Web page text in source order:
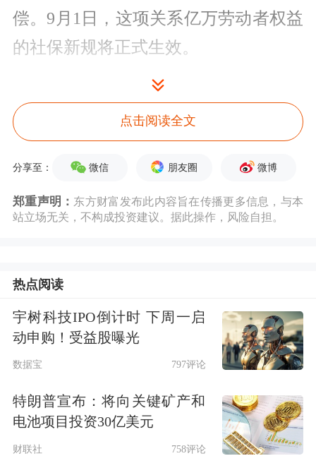
偿。9月1日，这项关系亿万劳动者权益
的社保新规将正式生效。
针对这一政策，多方看法不一。有劳动
者认为，缴社保后到手的收入会下降；
有小微企业老板认为，缴纳社保将增加
用工成本。还有人认为，从长远来看，
这一政策有助于维护市场公平，保护劳
业内专家则认为，此次司法解释释放出
本权利的重要制度，任何形式的规避都
是违法无效的。从法律、制度到舆论都
在形成更严格的“合规共识”。但如何在
保障劳动者基本权利与企业生存之间找
到平衡点，是底线之上值得探讨的问
点击阅读全文
分享至： 微信 朋友圈 微博
郑重声明： 东方财富发布此内容旨在传播更多信息，与本
站立场无关，不构成投资建议。据此操作，风险自担。
热点阅读
宇树科技IPO倒计时 下周一启
动申购！受益股曝光
数据宝 797评论
特朗普宣布：将向关键矿产和
电池项目投资30亿美元
财联社 758评论